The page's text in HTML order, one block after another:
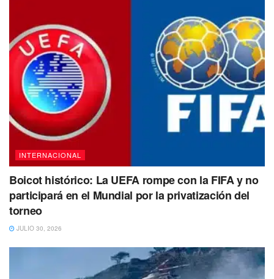
Ante lo sucedido, las autoridades chilenas dieron pasó a
una investigación para saber, bajo qué situación se
encontraba la menor al momento de caer , es decir; dónde
se encontraban los padres al momento del incidente.
Tags: bebé Caída Chile Departamento
INTERNACIONAL
Boicot histórico: La UEFA rompe con la FIFA y no
participará en el Mundial por la privatización del
torneo
JULIO 30, 2026